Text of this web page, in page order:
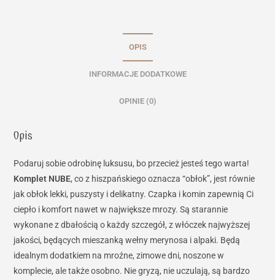
OPIS
INFORMACJE DODATKOWE
OPINIE (0)
Opis
Podaruj sobie odrobinę luksusu, bo przecież jesteś tego warta!
Komplet NUBE, co z hiszpańskiego oznacza “obłok”, jest równie
jak obłok lekki, puszysty i delikatny. Czapka i komin zapewnią Ci
ciepło i komfort nawet w największe mrozy. Są starannie
wykonane z dbałością o każdy szczegół, z włóczek najwyższej
jakości, będących mieszanką wełny merynosa i alpaki. Będą
idealnym dodatkiem na mroźne, zimowe dni, noszone w
komplecie, ale także osobno. Nie gryzą, nie uczulają, są bardzo